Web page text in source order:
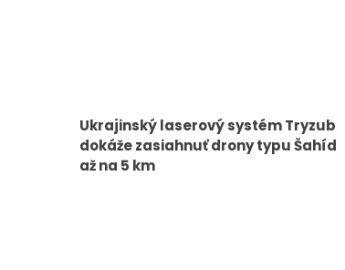
Ukrajinský laserový systém Tryzub
dokáže zasiahnuť drony typu Šahíd
až na 5 km